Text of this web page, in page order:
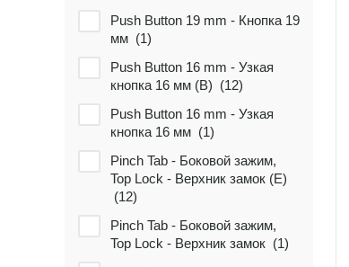
Push Button 19 mm - Кнопка 19
мм (1)
Push Button 16 mm - Узкая
кнопка 16 мм (B) (12)
Push Button 16 mm - Узкая
кнопка 16 мм (1)
Pinch Tab - Боковой зажим,
Top Lock - Верхник замок (E)
(12)
Pinch Tab - Боковой зажим,
Top Lock - Верхник замок (1)